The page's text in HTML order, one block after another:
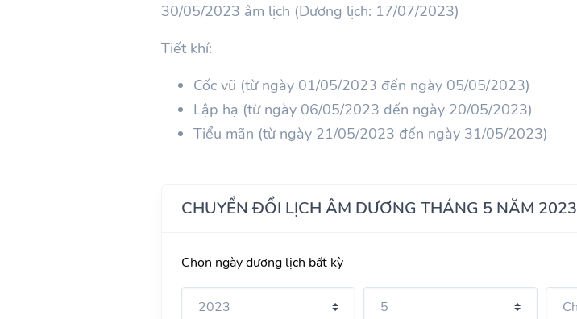
30/05/2023 âm lịch (Dương lịch: 17/07/2023)
Tiết khí:
Cốc vũ (từ ngày 01/05/2023 đến ngày 05/05/2023)
Lập hạ (từ ngày 06/05/2023 đến ngày 20/05/2023)
Tiểu mãn (từ ngày 21/05/2023 đến ngày 31/05/2023)
CHUYỂN ĐỔI LỊCH ÂM DƯƠNG THÁNG 5 NĂM 2023
Chọn ngày dương lịch bất kỳ